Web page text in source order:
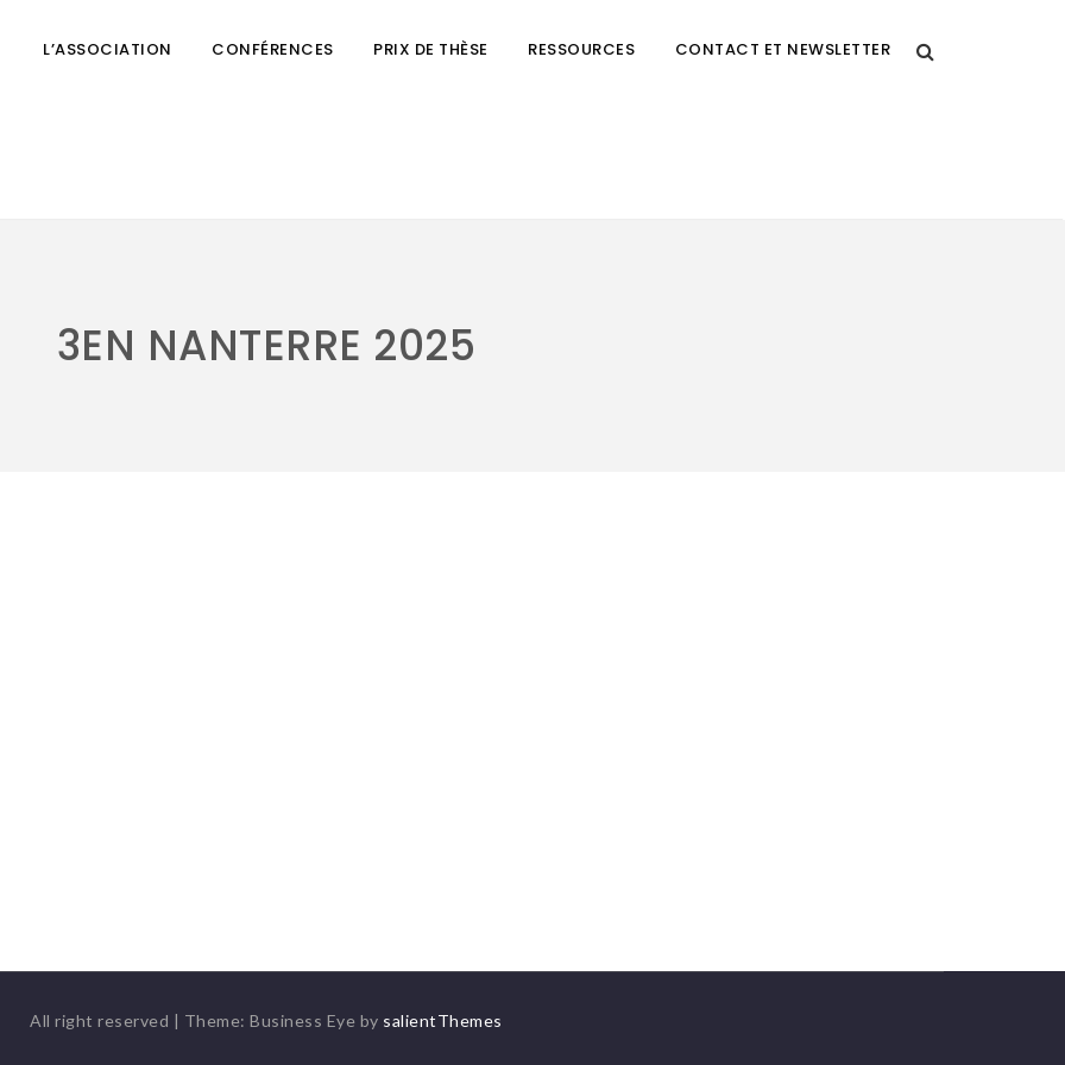
L’ASSOCIATION CONFÉRENCES PRIX DE THÈSE RESSOURCES CONTACT ET NEWSLETTER
3EN NANTERRE 2025
All right reserved | Theme: Business Eye by salientThemes